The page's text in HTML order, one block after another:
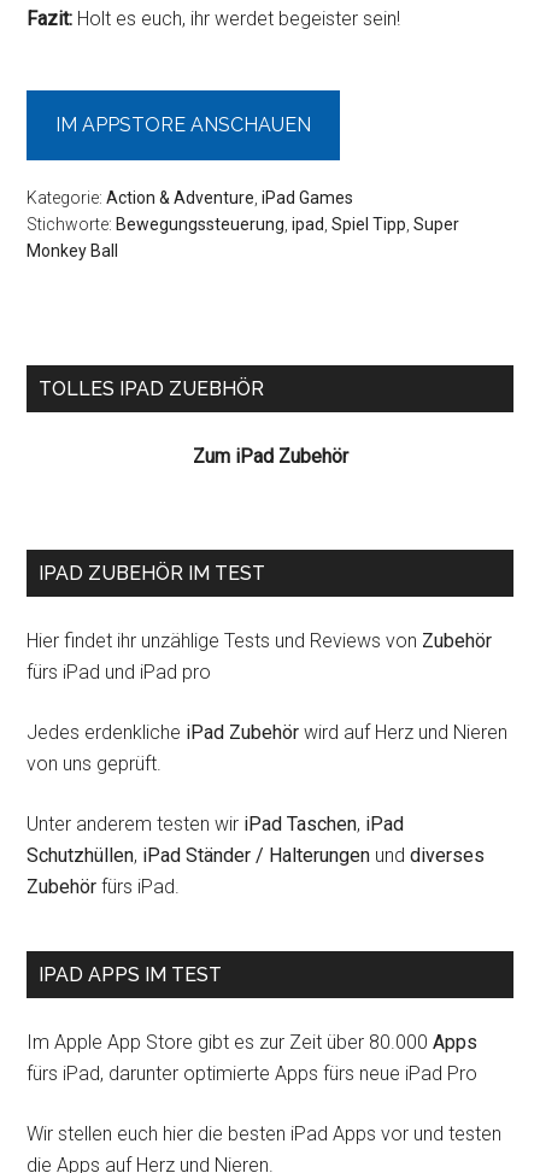
Fazit: Holt es euch, ihr werdet begeister sein!
IM APPSTORE ANSCHAUEN
Kategorie:Action & Adventure ,iPad Games
Stichworte: Bewegungssteuerung ,ipad ,Spiel Tipp ,Super
Monkey Ball
Seitenspalte
TOLLES IPAD ZUEBHÖR
Zum iPad Zubehör
IPAD ZUBEHÖR IM TEST
Hier findet ihr unzählige Tests und Reviews von Zubehör
fürs iPad und iPad pro
Jedes erdenkliche iPad Zubehör wird auf Herz und Nieren
von uns geprüft.
Unter anderem testen wir iPad Taschen, iPad
Schutzhüllen, iPad Ständer / Halterungen unddiverses
Zubehör fürs iPad.
IPAD APPS IM TEST
Im Apple App Store gibt es zur Zeit über 80.000Apps
fürs iPad, darunter optimierte Apps fürs neue iPad Pro
Wir stellen euch hier die besten iPad Apps vor und testen
die Apps auf Herz und Nieren.